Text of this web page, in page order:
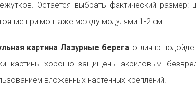
Остается выбрать фактический
при монтаже между модулями 1-2 см.
картина Лазурные берега отлично
картины хорошо защищены акриловым
вложенных настенных креплений.